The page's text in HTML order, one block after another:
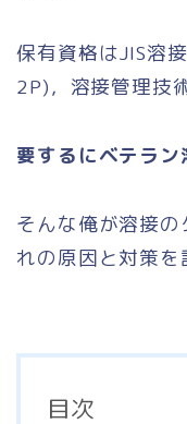
保有資格はJIS溶
2P)，溶接管理技
要するにベテラン
そんな俺が溶接
れの原因と対策を
目次